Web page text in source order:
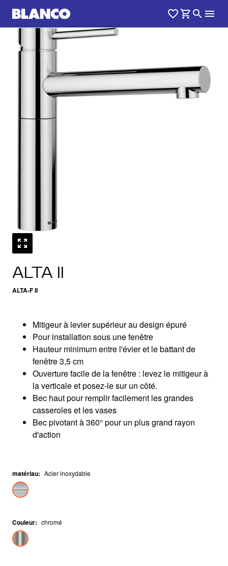
ALTA II
ALTA-F II
1
Mitigeur à levier supérieur au design épuré
Pour installation sous une fenêtre
Hauteur minimum entre l'évier et le battant de
fenêtre 3,5 cm
Ouverture facile de la fenêtre : levez le mitigeur à
la verticale et posez-le sur un côté.
Bec haut pour remplir facilement les grandes
casseroles et les vases
Bec pivotant à 360° pour un plus grand rayon
d'action
matériau: Acier inoxydable
Couleur: chromé